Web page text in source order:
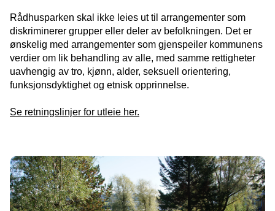
Rådhusparken skal ikke leies ut til arrangementer som
diskriminerer grupper eller deler av befolkningen. Det er
ønskelig med arrangementer som gjenspeiler kommunens
verdier om lik behandling av alle, med samme rettigheter
uavhengig av tro, kjønn, alder, seksuell orientering,
funksjonsdyktighet og etnisk opprinnelse.
Se retningslinjer for utleie her.